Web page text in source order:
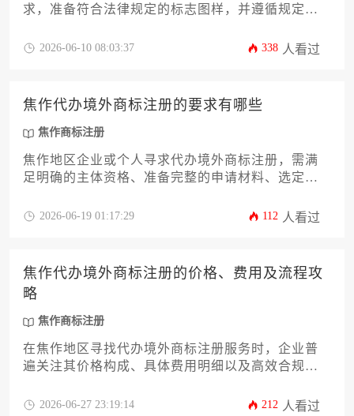
求，准备符合法律规定的标志图样，并遵循规定的
商标的显著性与合法性审查，以确保顺利获权。
2026-06-10 08:03:37 338 人看过
焦作代办境外商标注册的要求有哪些
焦作商标注册
焦作地区企业或个人寻求代办境外商标注册，需满
足明确的主体资格、准备完整的申请材料、选定目
等核心要求。委托专业代理机构能高效处理跨国申
2026-06-19 01:17:29 112 人看过
焦作代办境外商标注册的价格、费用及流程攻
略
焦作商标注册
在焦作地区寻找代办境外商标注册服务时，企业普
遍关注其价格构成、具体费用明细以及高效合规的
解析焦作本地代理服务的费用区间、影响成本的关
2026-06-27 23:19:14 212 人看过